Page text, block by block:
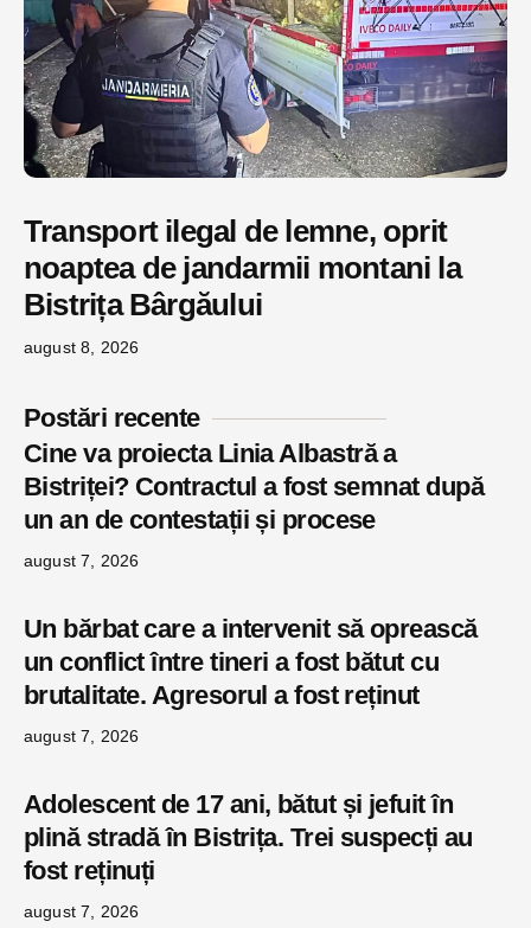
Transport ilegal de lemne, oprit
noaptea de jandarmii montani la
Bistrița Bârgăului
august 8, 2026
Postări recente
Cine va proiecta Linia Albastră a
Bistriței? Contractul a fost semnat după
un an de contestații și procese
august 7, 2026
Un bărbat care a intervenit să oprească
un conflict între tineri a fost bătut cu
brutalitate. Agresorul a fost reținut
august 7, 2026
Adolescent de 17 ani, bătut și jefuit în
plină stradă în Bistrița. Trei suspecți au
fost reținuți
august 7, 2026